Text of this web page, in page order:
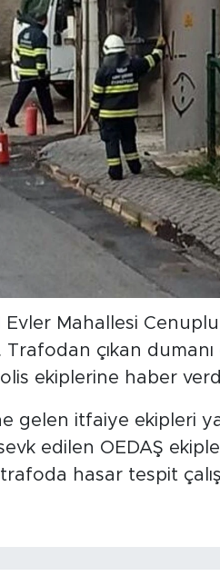
Evler Mahallesi
Trafodan çıkan
ekiplerine haber
gelen itfaiye ekipleri
edilen OEDAŞ
hasar tespit